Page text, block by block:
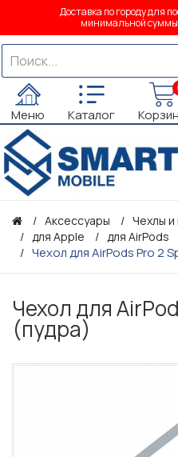
Доставка по городу для
минимальной суммы
Меню Каталог
Аксессуары
Чехлы и
для Apple
для AirPods
Чехол для AirPods Pro 2
Чехол для
(пудра)